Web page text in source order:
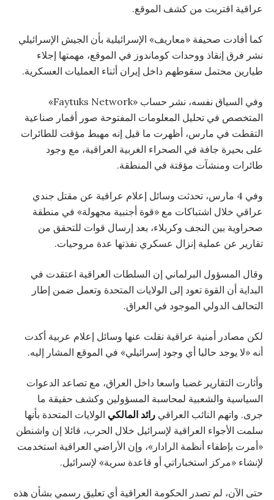
عراقية اقتربت من كشف الموقع.
كما أفادت صحيفة «معاريف» الإسرائيلية بأن الجيش الإسرائيلي
نشر فرق إنقاذ ووحدات كوماندوز في الموقع، مهمتها إجلاء
طيارين محتمل سقوطهم داخل إيران أثناء العمليات العسكرية.
وفي السياق نفسه، نشر حساب «Faytuks Network»
المتخصص في تحليل المعلومات المفتوحة صور أقمار صناعية
التقطت في مارس، أظهرت ما قيل إنه مهبط مؤقت للطائرات
على بحيرة جافة في الصحراء الغربية العراقية، مع وجود
طائرات ومنشآت مؤقتة في المنطقة.
وفي 4 مارس، تحدثت وسائل إعلام عراقية عن مقتل جندي
عراقي خلال اشتباكات مع «قوة أجنبية مجهولة» في منطقة
صحراوية بين النجف وكربلاء، بعد إرسال قوات للتحقق من
تقارير عن عملية إنزال عسكري نفذتها عدة مروحيات.
وقال المسؤول البرلماني إن السلطات العراقية اعتقدت في
البداية أن القوة تعود إلى الولايات المتحدة وتعمل ضمن إطار
التحالف الدولي الموجود في العراق.
لكن مصادر أمنية عراقية نقلت عنها وسائل إعلام عربية أكدت
أنه «لا يوجد حاليا أي وجود إسرائيلي» في الموقع المشار إليه.
وأثارت التقارير غضبا واسعا داخل العراق، مع تصاعد الدعوات
السياسية والشعبية لمحاسبة المسؤولين وكشف حقيقة ما
جرى. واتهم النائب العراقي رائد المالكي الولايات المتحدة بأنها
سلمت الأجواء العراقية لإسرائيل خلال الحرب، قائلا إن واشنطن
«أمرت بإطفاء أنظمة الرادار»، وإن الأراضي العراقية استخدمت
لإنشاء «مركز استخباراتي أو قاعدة سرية» لإسرائيل.
حتى الآن، لم تصدر الحكومة العراقية أي تعليق رسمي بشأن هذه